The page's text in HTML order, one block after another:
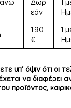
άνω
Δωρ
εάν
1
1.90
€
1
υπ' όψιν ότι οι
να διαφέρει
προϊόντος,